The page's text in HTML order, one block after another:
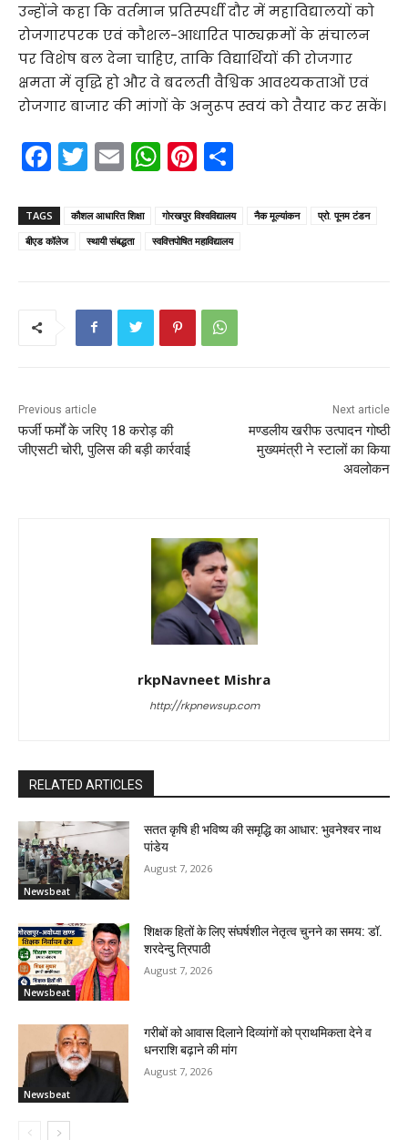
उन्होंने कहा कि वर्तमान प्रतिस्पर्धी दौर में महाविद्यालयों को
रोजगारपरक एवं कौशल-आधारित पाठ्यक्रमों के संचालन
पर विशेष बल देना चाहिए, ताकि विद्यार्थियों की रोजगार
क्षमता में वृद्धि हो और वे बदलती वैश्विक आवश्यकताओं एवं
रोजगार बाजार की मांगों के अनुरूप स्वयं को तैयार कर सकें।
F
a
c
e
T
w
itt
er
E
m
ai
l
W
h
a
ts
p
p
Pi
nt
er
e
ar
e
TAGS कौशल आधारित शिक्षा गोरखपुर विश्वविद्यालय नैक मूल्यांकन
प्रो. पूनम टंडन
बीएड कॉलेज
स्थायी संबद्धता स्ववित्तपोषित महाविद्यालय
Previous article
फर्जी फर्मों के जरिए 18 करोड़ की
जीएसटी चोरी, पुलिस की बड़ी कार्रवाई
Next article
मण्डलीय खरीफ उत्पादन गोष्ठी
मुख्यमंत्री ने स्टालों का किया
अवलोकन
rkpNavneet Mishra
http://rkpnewsup.com
RELATED ARTICLES
Newsbeat
सतत कृषि ही भविष्य की समृद्धि का आधार: भुवनेश्वर नाथ
पांडेय
August 7, 2026
Newsbeat
शिक्षक हितों के लिए संघर्षशील नेतृत्व चुनने का समय: डॉ.
शरदेन्दु त्रिपाठी
August 7, 2026
Newsbeat
गरीबों को आवास दिलाने दिव्यांगों को प्राथमिकता देने व
धनराशि बढ़ाने की मांग
August 7, 2026